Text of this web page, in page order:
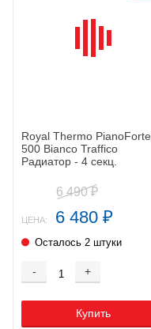
Royal Thermo PianoForte
500 Bianco Traffico
Радиатор - 4 секц.
6 490₽
ЦЕНА: 6 480 ₽
Осталось 2 штуки
- +
Купить